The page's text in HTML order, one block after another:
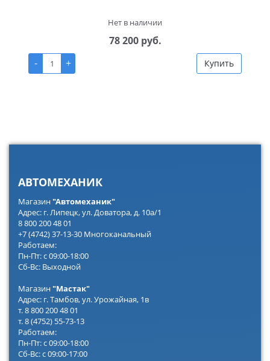
Нет в наличии
78 200 руб.
-
+ Купить
АВТОМЕХАНИК
Магазин"Автомеханик"
Адрес: г. Липецк, ул. Доватора, д. 10а/1
8 800 200 48 01
+7 (4742) 37-13-30 Многоканальный
Работаем:
Пн-Пт: с 09:00-18:00
Сб-Вс: Выходной
Магазин"Мастак"
Адрес: г. Тамбов, ул. Урожайная, 1в
т. 8 800 200 48 01
т. 8 (4752) 55-73-13
Работаем:
Пн-Пт: с 09:00-18:00
Сб-Вс: с 09:00-17:00